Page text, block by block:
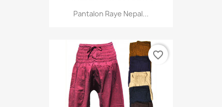
Pantalon Raye Nepal...
favorite_border